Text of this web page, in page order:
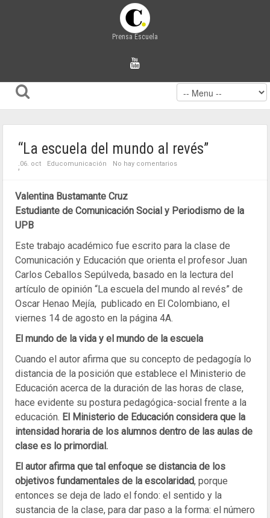
Prensa Escuela
“La escuela del mundo al revés”
;06. oct Educomunicación No hay comentarios
Valentina Bustamante Cruz
Estudiante de Comunicación Social y Periodismo de la
UPB
Este trabajo académico fue escrito para la clase de
Comunicación y Educación que orienta el profesor Juan
Carlos Ceballos Sepúlveda, basado en la lectura del
artículo de opinión “La escuela del mundo al revés” de
Oscar Henao Mejía, publicado en El Colombiano, el
viernes 14 de agosto en la página 4A.
El mundo de la vida y el mundo de la escuela
Cuando el autor afirma que su concepto de pedagogía lo
distancia de la posición que establece el Ministerio de
Educación acerca de la duración de las horas de clase,
hace evidente su postura pedagógica-social frente a la
educación. El Ministerio de Educación considera que la
intensidad horaria de los alumnos dentro de las aulas de
clase es lo primordial.
El autor afirma que tal enfoque se distancia de los
objetivos fundamentales de la escolaridad, porque
entonces se deja de lado el fondo: el sentido y la
sustancia de la clase, para dar paso a la forma: el número